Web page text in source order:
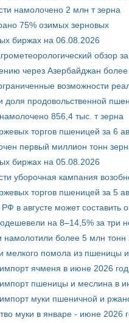
намолочено 2 млн т зерна
75% озимых зерновых
биржах на 06.08.2026
обзор
через Азербайджан более
возможности
доля продовольственной
856,4 тыс. т зерна
торгов пшеницей за 6
первый миллион тонн
биржах на 05.08.2026
уборочная кампания
торгов пшеницей за 5
в августе может составить
на 8–14,5% за три
намолотили более 5 млн тонн
мелкого помола из пшеницы
ячменя в июне 2026
пшеницы и меслина в
муки пшеничной и
муки в январе - июне 2026